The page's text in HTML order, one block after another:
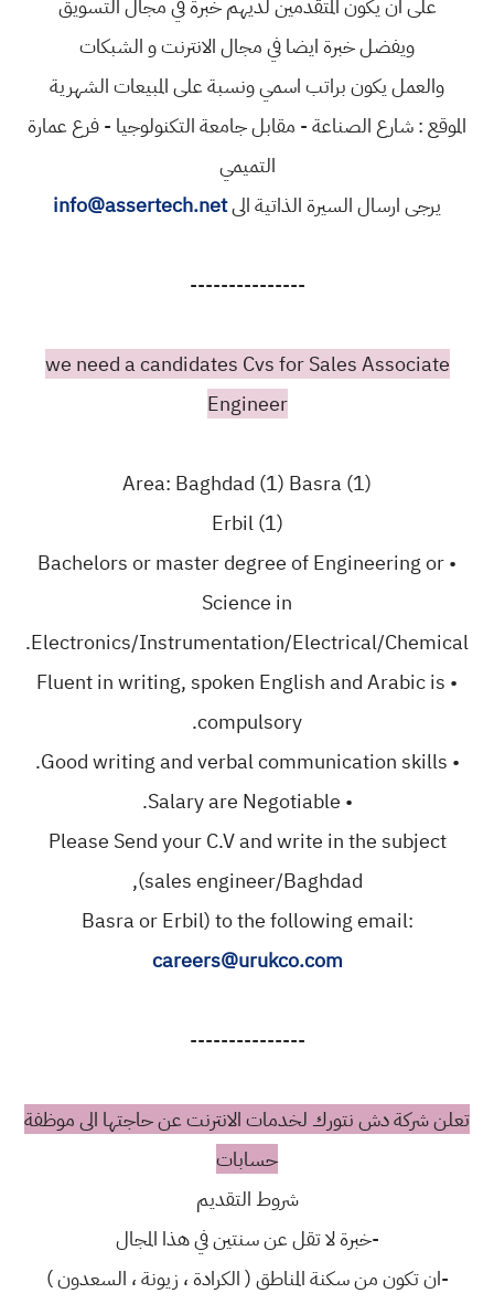
على ان يكون المتقدمين لديهم خبرة في مجال التسويق
ويفضل خبرة ايضا في مجال الانترنت و الشبكات
والعمل يكون براتب اسمي ونسبة على المبيعات الشهرية
الموقع : شارع الصناعة - مقابل جامعة التكنولوجيا - فرع عمارة
التميمي
يرجى ارسال السيرة الذاتية الىinfo@assertech.net
---------------
we need a candidates Cvs for Sales Associate
Engineer
Area: Baghdad (1) Basra (1)
Erbil (1)
• Bachelors or master degree of Engineering or
Science in
Electronics/Instrumentation/Electrical/Chemical.
• Fluent in writing, spoken English and Arabic is
compulsory.
• Good writing and verbal communication skills.
• Salary are Negotiable.
Please Send your C.V and write in the subject
(sales engineer/Baghdad,
Basra or Erbil) to the following email:
careers@urukco.com
---------------
تعلن شركة دش نتورك لخدمات الانترنت عن حاجتها الى موظفة
حسابات
شروط التقديم
-خبرة لا تقل عن سنتين في هذا المجال
-ان تكون من سكنة المناطق ( الكرادة ، زيونة ، السعدون )